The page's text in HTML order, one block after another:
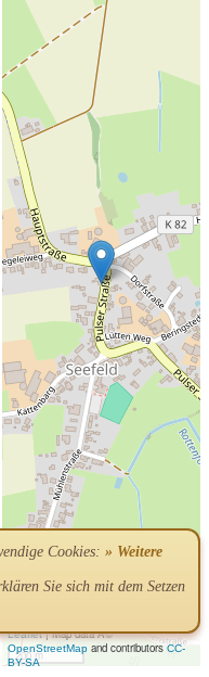
Cookies: » Weitere
Sie sich mit dem Setzen